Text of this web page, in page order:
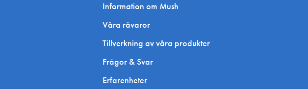
Information om Mush
Våra råvaror
Tillverkning av våra produkter
Frågor & Svar
Erfarenheter